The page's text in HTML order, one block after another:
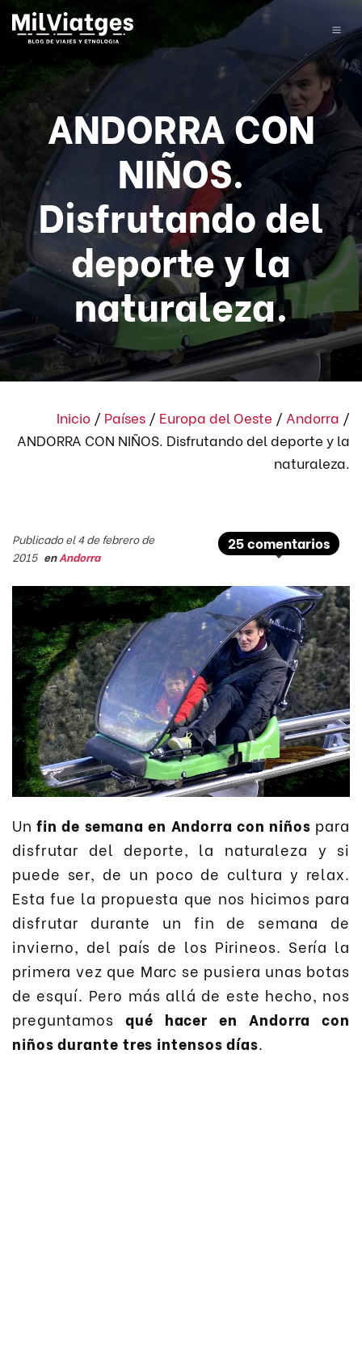
ANDORRA CON
NIÑOS.
Disfrutando del
deporte y la
naturaleza.
Inicio / Países / Europa del Oeste / Andorra /
ANDORRA CON NIÑOS. Disfrutando del deporte y la
naturaleza.
25 comentarios
Publicado el 4 de febrero de
2015 enAndorra
Unfin de semana en Andorra con niños para
disfrutar del deporte, la naturaleza y si
puede ser, de un poco de cultura y relax.
Esta fue la propuesta que nos hicimos para
disfrutar durante un fin de semana de
invierno, del país de los Pirineos. Sería la
primera vez que Marc se pusiera unas botas
de esquí. Pero más allá de este hecho, nos
preguntamos qué hacer en Andorra con
niños durante tres intensos días.